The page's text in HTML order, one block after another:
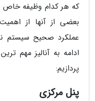
که هر کدام وظیفه خاص
بعضی از آنها از
عملکرد صحیح سیستم
ادامه به آنالیز مهم
پردازیم:
پنل مرکزی